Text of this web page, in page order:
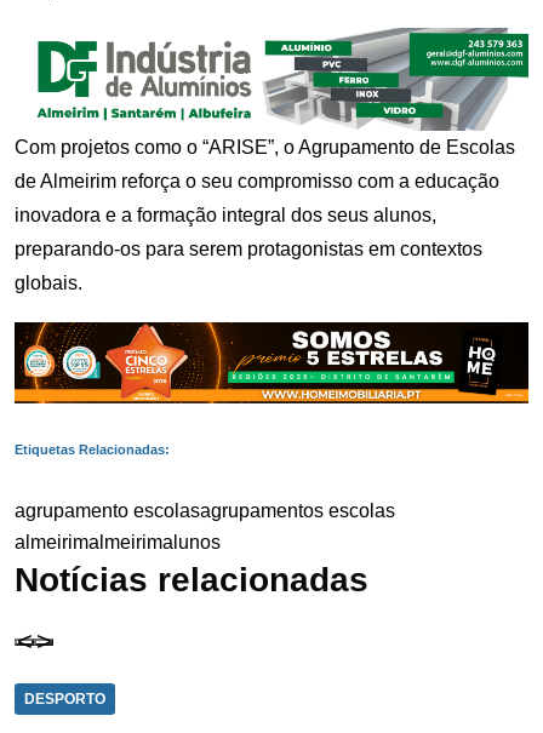
Com projetos como o “ARISE”, o Agrupamento de Escolas
de Almeirim reforça o seu compromisso com a educação
inovadora e a formação integral dos seus alunos,
preparando-os para serem protagonistas em contextos
globais.
Etiquetas Relacionadas:
agrupamento escolasagrupamentos escolas
almeirimalmeirimalunos
Notícias relacionadas
DESPORTO